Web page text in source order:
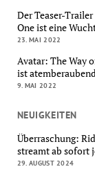
Der Teaser-
One ist eine
23. MAI 2022
Avatar: The Way
ist
9. MAI 2022
NEUIGKEITEN
Überraschung:
streamt ab sofort
29. AUGUST 2024